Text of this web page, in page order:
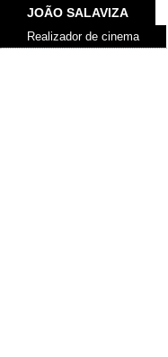
JOÃO SALAVIZA
Realizador de cinema